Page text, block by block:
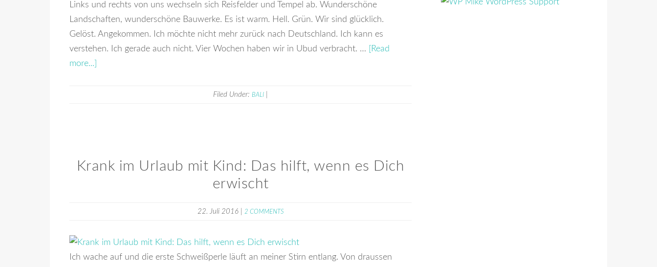
Links und rechts von uns wechseln sich Reisfelder und Tempel ab. Wunderschöne
Landschaften, wunderschöne Bauwerke. Es ist warm. Hell. Grün. Wir sind glücklich.
Gelöst. Angekommen. Ich möchte nicht mehr zurück nach Deutschland. Ich kann es
verstehen. Ich gerade auch nicht. Vier Wochen haben wir in Ubud verbracht. …
[Read
more...]
Filed Under: BALI
Krank im Urlaub mit Kind: Das hilft, wenn es Dich
erwischt
22. Juli 2016 2 COMMENTS
Ich wache auf und die erste Schweißperle läuft an meiner Stirn entlang. Von draussen